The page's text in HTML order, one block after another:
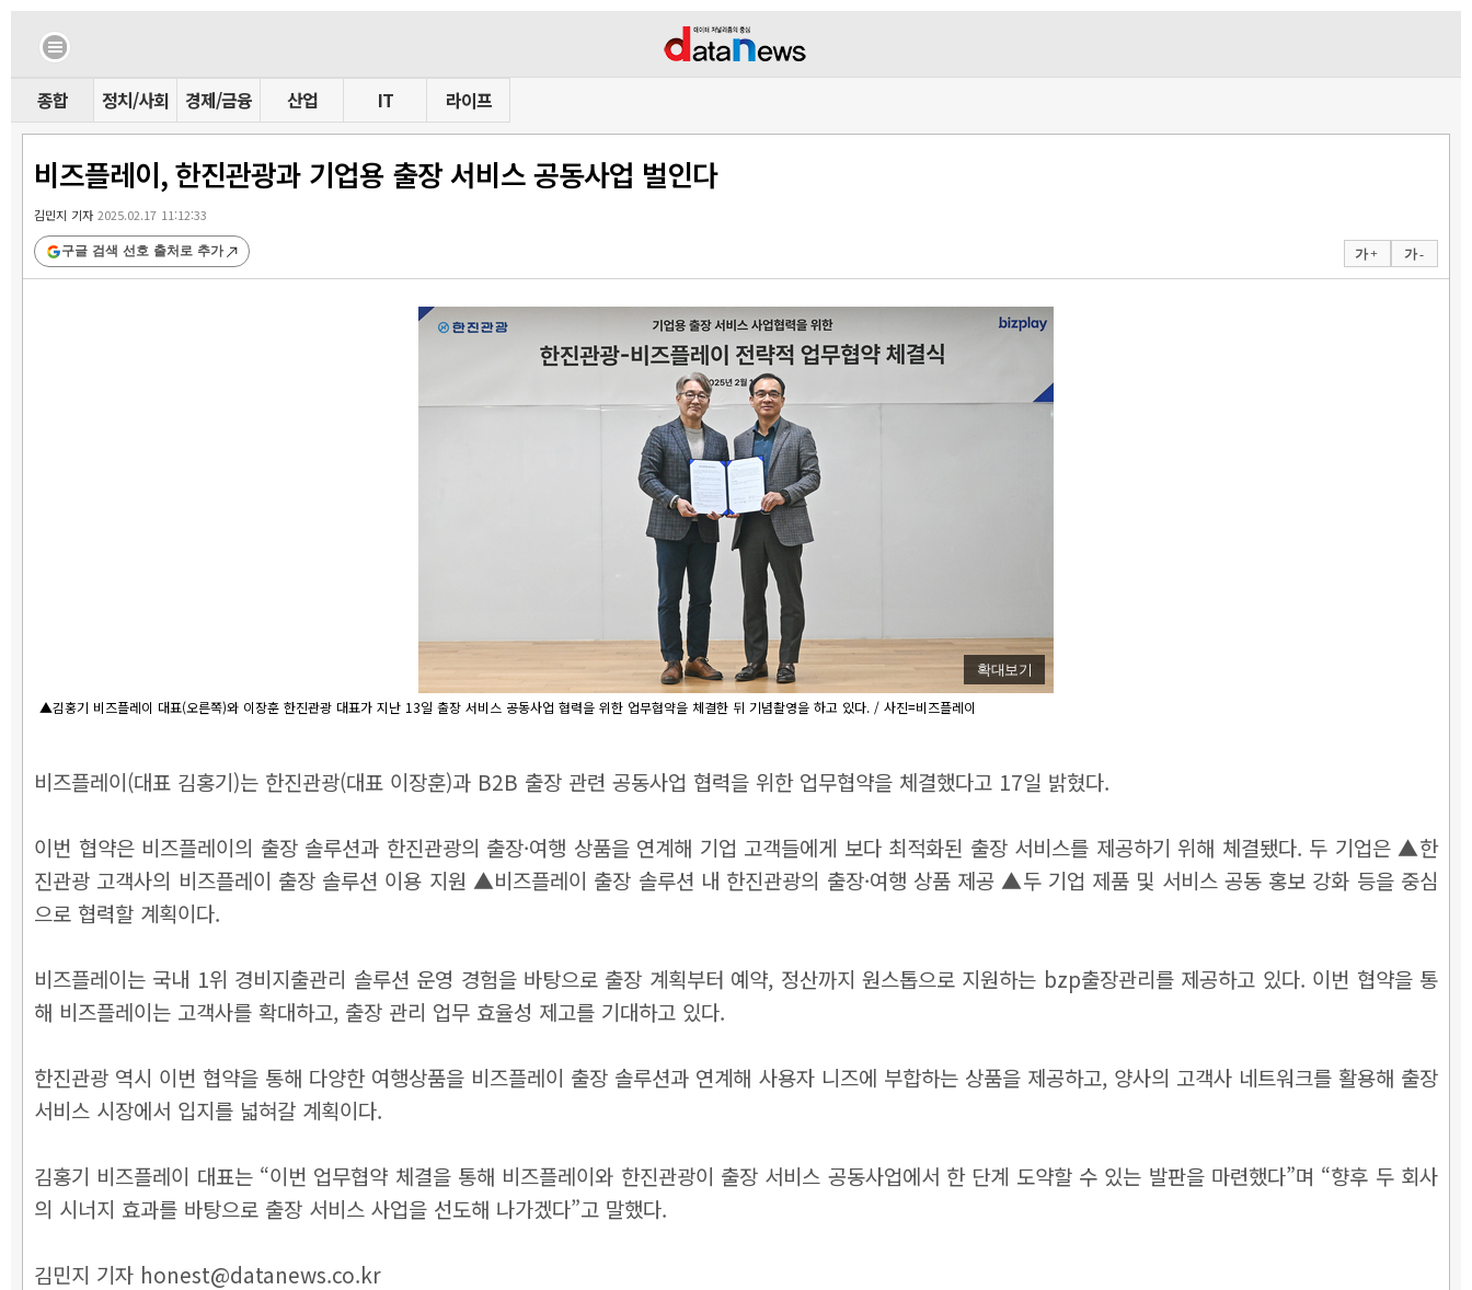
종합 정치/사회 경제/금융 산업 IT 라이프
비즈플레이, 한진관광과 기업용 출장 서비스 공동사업 벌인다
김민지 기자2025.02.17 11:12:33
가 + 가 -
구글 검색 선호 출처로 추가
확대보기
▲김홍기 비즈플레이 대표(오른쪽)와 이장훈 한진관광 대표가 지난 13일 출장 서비스 공동사업 협력을 위한 업무협약을 체결한 뒤 기념촬영을 하고 있다. / 사진=비즈플레이
비즈플레이(대표 김홍기)는 한진관광(대표 이장훈)과 B2B 출장 관련 공동사업 협력을 위한 업무협약을 체결했다고 17일 밝혔다.
이번 협약은 비즈플레이의 출장 솔루션과 한진관광의 출장·여행 상품을 연계해 기업 고객들에게 보다 최적화된 출장 서비스를 제공하기 위해 체결됐다. 두 기업은 ▲한
진관광 고객사의 비즈플레이 출장 솔루션 이용 지원 ▲비즈플레이 출장 솔루션 내 한진관광의 출장·여행 상품 제공 ▲두 기업 제품 및 서비스 공동 홍보 강화 등을 중심
으로 협력할 계획이다.
비즈플레이는 국내 1위 경비지출관리 솔루션 운영 경험을 바탕으로 출장 계획부터 예약, 정산까지 원스톱으로 지원하는 bzp출장관리를 제공하고 있다. 이번 협약을 통
해 비즈플레이는 고객사를 확대하고, 출장 관리 업무 효율성 제고를 기대하고 있다.
한진관광 역시 이번 협약을 통해 다양한 여행상품을 비즈플레이 출장 솔루션과 연계해 사용자 니즈에 부합하는 상품을 제공하고, 양사의 고객사 네트워크를 활용해 출장
서비스 시장에서 입지를 넓혀갈 계획이다.
김홍기 비즈플레이 대표는 “이번 업무협약 체결을 통해 비즈플레이와 한진관광이 출장 서비스 공동사업에서 한 단계 도약할 수 있는 발판을 마련했다”며 “향후 두 회사
의 시너지 효과를 바탕으로 출장 서비스 사업을 선도해 나가겠다”고 말했다.
김민지 기자 honest@datanews.co.kr